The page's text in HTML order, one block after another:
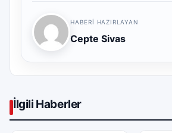
HABERI HAZIRLAYAN
Cepte Sivas
İlgili Haberler